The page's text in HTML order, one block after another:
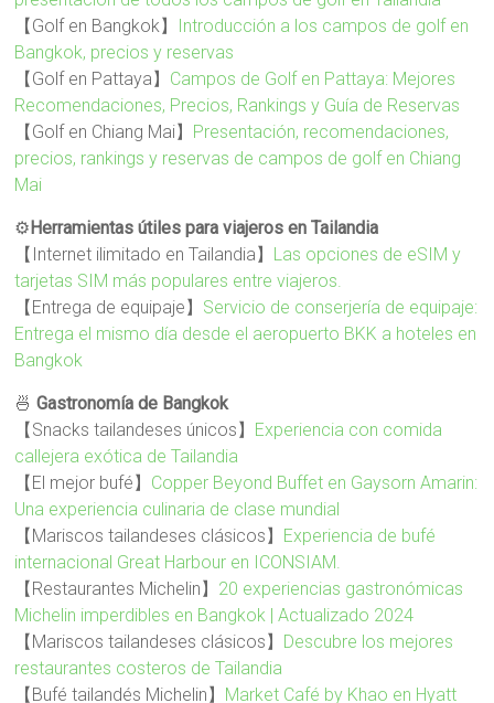
【Golf en Bangkok】
Introducción a los campos de golf en
Bangkok, precios y reservas
【Golf en Pattaya】 Campos de Golf en Pattaya: Mejores
Recomendaciones, Precios, Rankings y Guía de Reservas
【Golf en Chiang Mai】 Presentación, recomendaciones,
precios, rankings y reservas de campos de golf en Chiang
Mai
⚙️ Herramientas útiles para viajeros en Tailandia
【Internet ilimitado en Tailandia】 Las opciones de eSIM y
tarjetas SIM más populares entre viajeros.
【Entrega de equipaje】 Servicio de conserjería de equipaje:
Entrega el mismo día desde el aeropuerto BKK a hoteles en
Bangkok
🍜Gastronomía de Bangkok
【Snacks tailandeses únicos】 Experiencia con comida
callejera exótica de Tailandia
【El mejor bufé】 Copper Beyond Buffet en Gaysorn Amarin:
Una experiencia culinaria de clase mundial
【Mariscos tailandeses clásicos】 Experiencia de bufé
internacional Great Harbour en ICONSIAM.
【Restaurantes Michelin】 20 experiencias gastronómicas
Michelin imperdibles en Bangkok | Actualizado 2024
【Mariscos tailandeses clásicos】 Descubre los mejores
restaurantes costeros de Tailandia
【Bufé tailandés Michelin】 Market Café by Khao en Hyatt